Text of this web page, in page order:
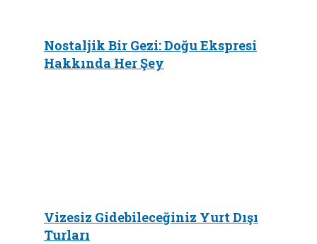
Nostaljik Bir Gezi: Doğu Ekspresi
Hakkında Her Şey
Vizesiz Gidebileceğiniz Yurt Dışı
Turları